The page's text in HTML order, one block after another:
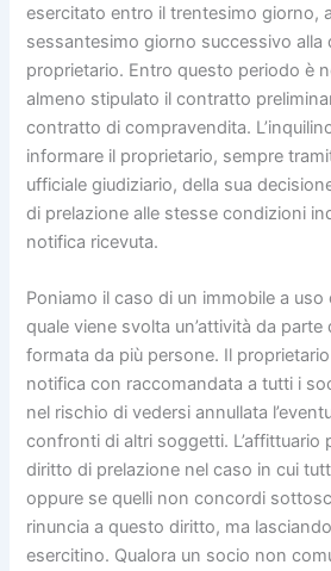
esercitato entro il trentesimo giorno,
sessantesimo giorno successivo alla
proprietario. Entro questo periodo è
almeno stipulato il contratto
contratto di compravendita.
informare il proprietario, sempre
ufficiale giudiziario, della sua
di prelazione alle stesse condizioni
notifica ricevuta.
Poniamo il caso di un immobile a uso
quale viene svolta un’attività da parte
formata da più persone. Il
notifica con raccomandata a tutti i
nel rischio di vedersi annullata
confronti di altri soggetti. L’affittuario
diritto di prelazione nel caso in cui
oppure se quelli non concordi
rinuncia a questo diritto, ma
esercitino. Qualora un socio non